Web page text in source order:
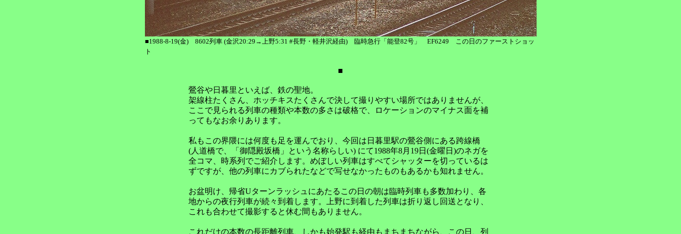
■1988-8-19(金) 8602列車 (金沢20:29→上野5:31 #長野・軽井沢経由) 臨時急行「能登82号」 EF6249 この日のファーストショッ
ト
■
鶯谷や日暮里といえば、鉄の聖地。
架線柱たくさん、ホッチキスたくさんで決して撮りやすい場所ではありませんが、
ここで見られる列車の種類や本数の多さは破格で、ロケーションのマイナス面を補
ってもなお余りあります。
私もこの界隈には何度も足を運んでおり、今回は日暮里駅の鶯谷側にある跨線橋
(人道橋で、「御隠殿坂橋」という名称らしい) にて1988年8月19日(金曜日)のネガを
全コマ、時系列でご紹介します。めぼしい列車はすべてシャッターを切っているは
ずですが、他の列車にカブられたなどで写せなかったものもあるかも知れません。
お盆明け、帰省Uターンラッシュにあたるこの日の朝は臨時列車も多数加わり、各
地からの夜行列車が続々到着します。上野に到着した列車は折り返し回送となり、
これも合わせて撮影すると休む間もありません。
これだけの本数の長距離列車、しかも始発駅も経由もまちまちながら、この日、列